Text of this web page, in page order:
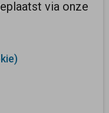
via onze